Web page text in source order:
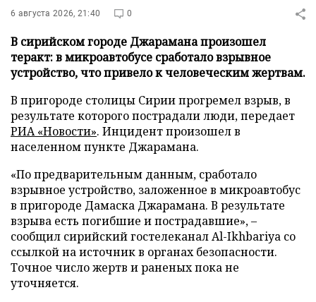
6 августа 2026, 21:40 0
В сирийском городе Джарамана произошел
теракт: в микроавтобусе сработало взрывное
устройство, что привело к человеческим жертвам.
В пригороде столицы Сирии прогремел взрыв, в
результате которого пострадали люди, передает
РИА «Новости». Инцидент произошел в
населенном пункте Джарамана.
«По предварительным данным, сработало
взрывное устройство, заложенное в микроавтобус
в пригороде Дамаска Джарамана. В результате
взрыва есть погибшие и пострадавшие», –
сообщил сирийский гостелеканал Al-Ikhbariya со
ссылкой на источник в органах безопасности.
Точное число жертв и раненых пока не
уточняется.